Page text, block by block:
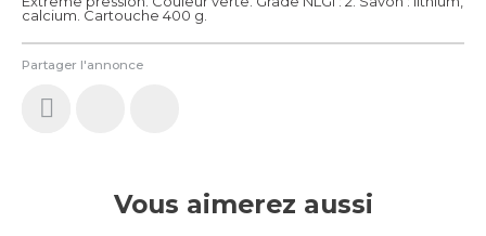
Partager l'annonce
calcium. Cartouche 400 g.
Vous aimerez aussi